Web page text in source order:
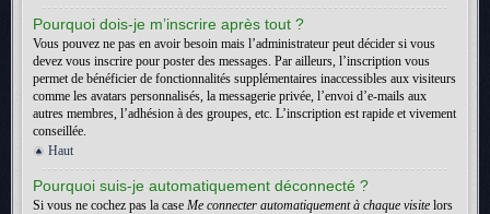
Pourquoi dois-je m’inscrire après tout ?
Vous pouvez ne pas en avoir besoin mais l’administrateur peut décider si vous
devez vous inscrire pour poster des messages. Par ailleurs, l’inscription vous
permet de bénéficier de fonctionnalités supplémentaires inaccessibles aux visiteurs
comme les avatars personnalisés, la messagerie privée, l’envoi d’e-mails aux
autres membres, l’adhésion à des groupes, etc. L’inscription est rapide et vivement
conseillée.
Haut
Pourquoi suis-je automatiquement déconnecté ?
Si vous ne cochez pas la case Me connecter automatiquement à chaque visite lors